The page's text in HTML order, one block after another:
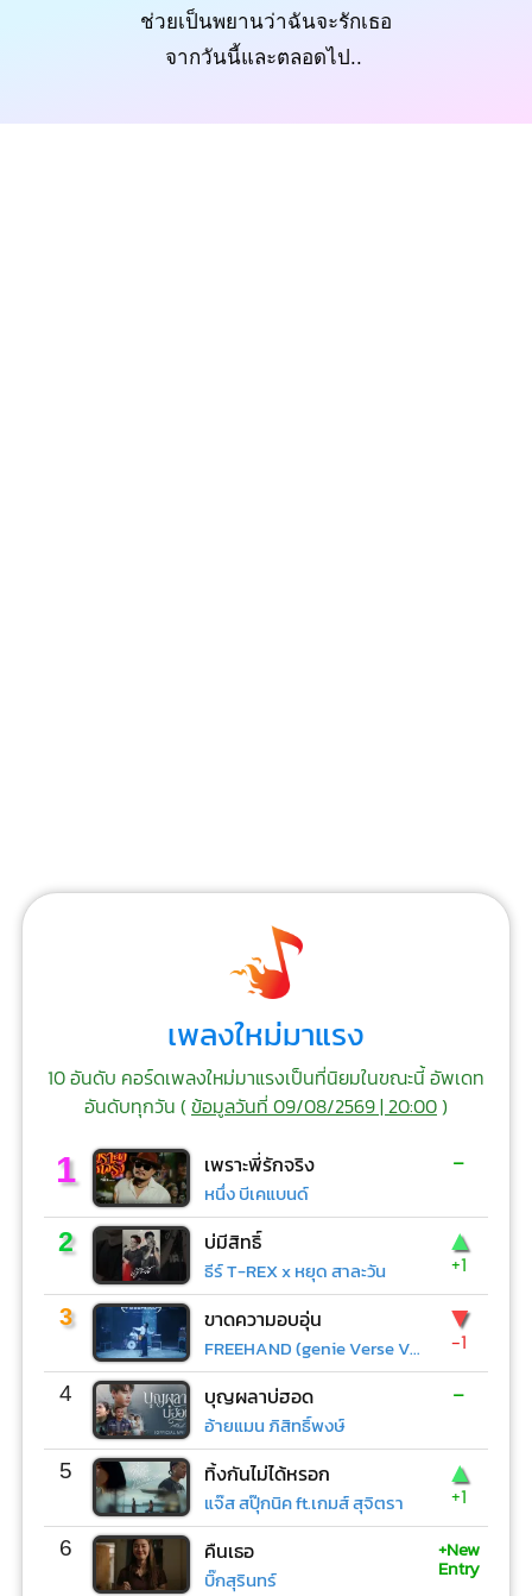
ช่วยเป็นพยานว่าฉันจะรักเธอ
จากวันนี้และตลอดไป..
เพลงใหม่มาแรง
10 อันดับ คอร์ดเพลงใหม่มาแรงเป็นที่นิยมในขณะนี้ อัพเดท
อันดับทุกวัน (ข้อมูลวันที่ 09/08/2569 | 20:00)
1 เพราะพี่รักจริง
หนึ่ง บีเคแบนด์
-
2 บ่มีสิทธิ์
ธีร์ T-REX x หยุด สาละวัน
▲
+1
3 ขาดความอบอุ่น
FREEHAND (genie Verse Vol.1)
▼
-1
4 บุญผลาบ่ฮอด
อ้ายแมน ภิสิทธิ์พงษ์
-
5 ทิ้งกันไม่ได้หรอก
แจ๊ส สปุ๊กนิค ft.เกมส์ สุจิตรา
▲
+1
6 คืนเธอ
บิ๊กสุรินทร์
+New
Entry